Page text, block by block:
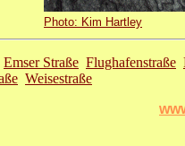
Photo: Kim Hartley
Emser Straße Flughafenstraße
Weisestraße